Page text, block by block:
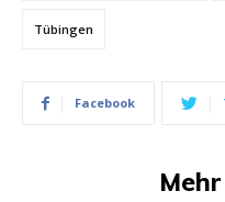
Tübingen
Facebook